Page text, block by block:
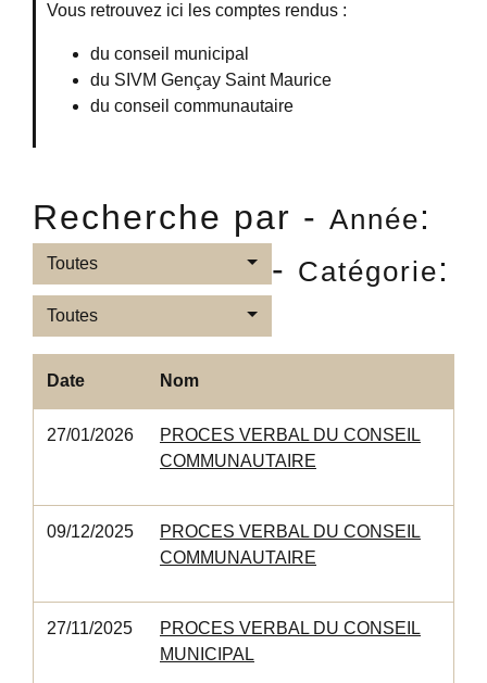
Vous retrouvez ici les comptes rendus :
du conseil municipal
du SIVM Gençay Saint Maurice
du conseil communautaire
Recherche par - Année:
Toutes - Catégorie:
Toutes
Date Nom
27/01/2026
PROCES VERBAL DU CONSEIL
COMMUNAUTAIRE
09/12/2025
PROCES VERBAL DU CONSEIL
COMMUNAUTAIRE
27/11/2025
PROCES VERBAL DU CONSEIL
MUNICIPAL